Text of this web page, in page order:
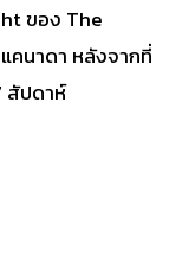
ของ The
คนาดา หลังจากที่
สัปดาห์